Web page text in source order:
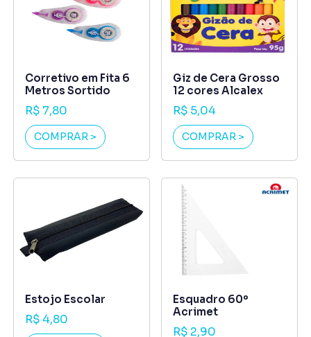
Corretivo em Fita 6
Metros Sortido
R$ 7,80
COMPRAR >
Giz de Cera Grosso
12 cores Alcalex
R$ 5,04
COMPRAR >
Estojo Escolar
R$ 4,80
Esquadro 60º
Acrimet
R$ 2,90